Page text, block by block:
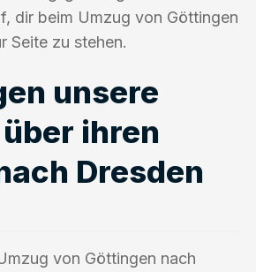
dir beim Umzug von Göttingen
Seite zu stehen.
unsere
ihren
Dresden
von Göttingen nach